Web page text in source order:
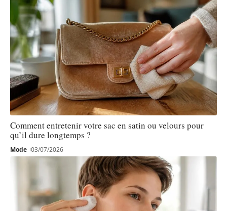
Comment entretenir votre sac en satin ou velours pour
qu’il dure longtemps ?
Mode 03/07/2026